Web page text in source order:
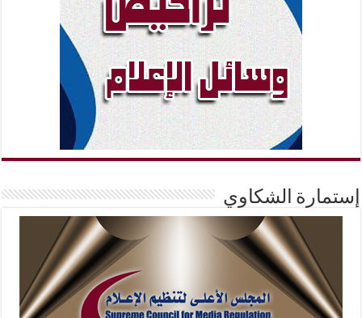
إستمارة الشكاوي